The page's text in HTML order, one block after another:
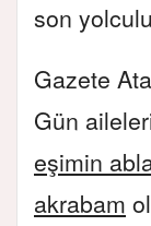
son
Gazete
Gün
eşimin
akrabam